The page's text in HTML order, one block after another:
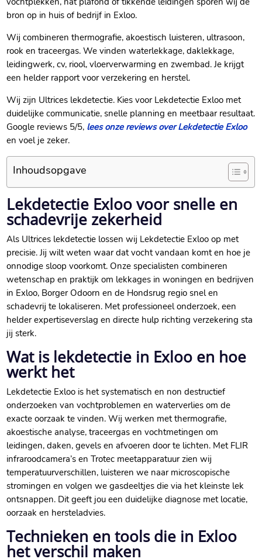
bron op in huis of bedrijf in Exloo.​
Wij combineren thermografie, akoestisch luisteren, ultrasoon,
rook en traceergas.​ We vinden waterlekkage, daklekkage,
leidingwerk, cv, riool, vloerverwarming en zwembad.​ Je krijgt
een helder rapport voor verzekering en herstel.​
Wij zijn Ultrices lekdetectie.​ Kies voor Lekdetectie Exloo met
duidelijke communicatie, snelle planning en meetbaar resultaat.​
Google reviews 5/5, lees onze reviews over Lekdetectie Exloo
en voel je zeker.​
Inhoudsopgave
Lekdetectie Exloo voor snelle en
schadevrije zekerheid
Als Ultrices lekdetectie lossen wij Lekdetectie Exloo op met
precisie.​ Jij wilt weten waar dat vocht vandaan komt en hoe je
onnodige sloop voorkomt.​ Onze specialisten combineren
wetenschap en praktijk om lekkages in woningen en bedrijven
in Exloo, Borger Odoorn en de Hondsrug regio snel en
schadevrij te lokaliseren.​ Met professioneel onderzoek, een
helder expertiseverslag en directe hulp richting verzekering sta
jij sterk.​
Wat is lekdetectie in Exloo en hoe
werkt het
Lekdetectie Exloo is het systematisch en non destructief
onderzoeken van vochtproblemen en waterverlies om de
exacte oorzaak te vinden.​ Wij werken met thermografie,
akoestische analyse, traceergas en vochtmetingen om
leidingen, daken, gevels en afvoeren door te lichten.​ Met FLIR
infraroodcamera’s en Trotec meetapparatuur zien wij
temperatuurverschillen, luisteren we naar microscopische
stromingen en volgen we gasdeeltjes die via het kleinste lek
ontsnappen.​ Dit geeft jou een duidelijke diagnose met locatie,
oorzaak en hersteladvies.​
Technieken en tools die in Exloo
het verschil maken